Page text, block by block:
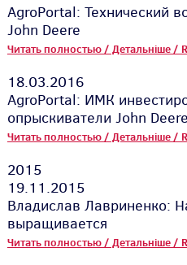
AgroPortal: Технический
John Deere
Читать полностью / Детальніше /
18.03.2016
AgroPortal: ИМК
опрыскиватели John Deere
Читать полностью / Детальніше /
2015
19.11.2015
Владислав Лавриненко:
выращивается
Читать полностью / Детальніше /